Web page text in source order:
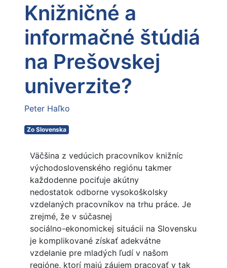
Knižničné a
informačné štúdiá
na Prešovskej
univerzite?
Peter Haľko
Zo Slovenska
Väčšina z vedúcich pracovníkov knižníc
východoslovenského regiónu takmer
každodenne pociťuje akútny
nedostatok odborne vysokoškolsky
vzdelaných pracovníkov na trhu práce. Je
zrejmé, že v súčasnej
sociálno-ekonomickej situácii na Slovensku
je komplikované získať adekvátne
vzdelanie pre mladých ľudí v našom
regióne, ktorí majú záujem pracovať v tak